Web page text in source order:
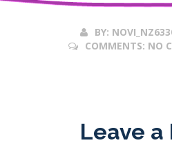
BY:
COMMENTS: NO
Leave a